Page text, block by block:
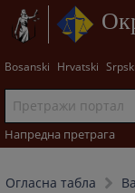
Bosanski Hrvatski Srpski
Напредна претрага
Огласна табла